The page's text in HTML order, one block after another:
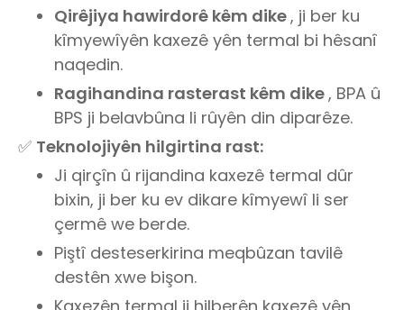
Qirêjiya hawirdorê kêm dike, ji ber ku
kîmyewîyên kaxezê yên termal bi hêsanî
naqedin.
Ragihandina rasterast kêm dike, BPA û
BPS ji belavbûna li rûyên din diparêze.
✅ Teknolojiyên hilgirtina rast:
Ji qirçîn û rijandina kaxezê termal dûr
bixin, ji ber ku ev dikare kîmyewî li ser
çermê we berde.
Piştî desteserkirina meqbûzan tavilê
destên xwe bişon.